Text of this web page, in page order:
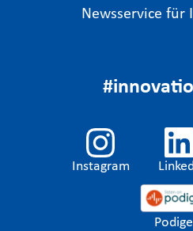
Newsservice für
Instagram